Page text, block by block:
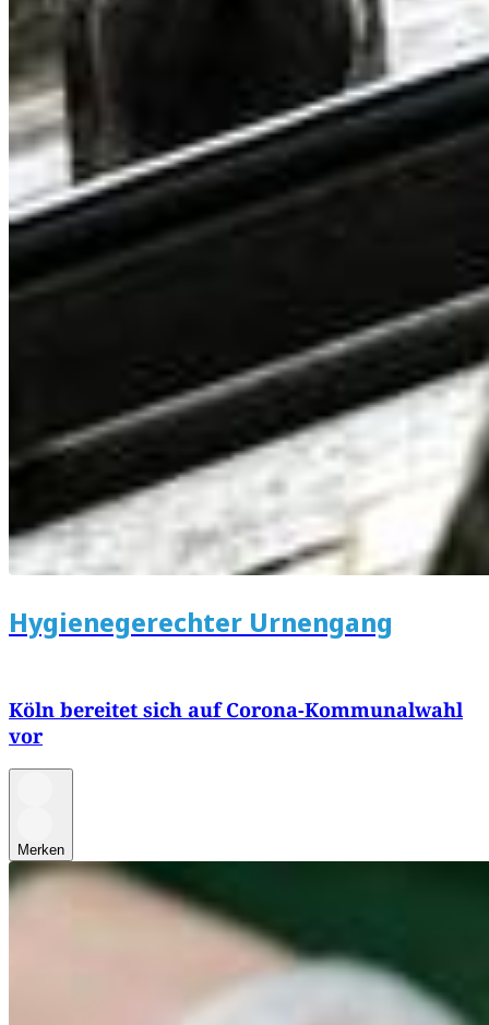
Hygienegerechter Urnengang
Köln bereitet sich auf Corona-Kommunalwahl
vor
Merken